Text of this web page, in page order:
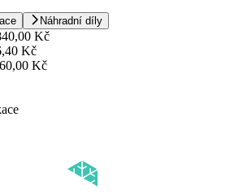
Náhradní díly
Kč
Kč
60,00 Kč